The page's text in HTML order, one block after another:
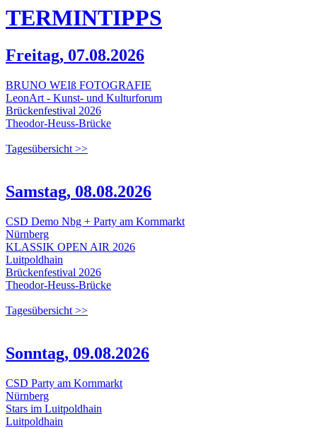
TERMINTIPPS
Freitag, 07.08.2026
BRUNO WEIß FOTOGRAFIE
LeonArt - Kunst- und Kulturforum
Brückenfestival 2026
Theodor-Heuss-Brücke
Tagesübersicht >>
Samstag, 08.08.2026
CSD Demo Nbg + Party am Kornmarkt
Nürnberg
KLASSIK OPEN AIR 2026
Luitpoldhain
Brückenfestival 2026
Theodor-Heuss-Brücke
Tagesübersicht >>
Sonntag, 09.08.2026
CSD Party am Kornmarkt
Nürnberg
Stars im Luitpoldhain
Luitpoldhain